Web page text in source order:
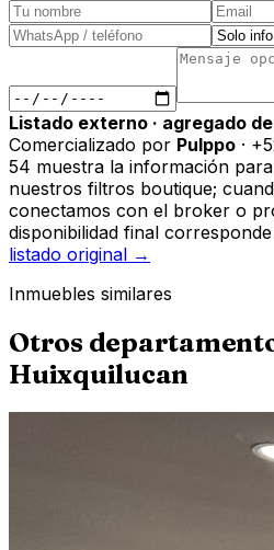
Listado externo · agregado
Comercializado por Pulppo ·
54 muestra la información
nuestros filtros boutique;
conectamos con el broker o
disponibilidad final
listado original →
Inmuebles similares
Otros
Huixquilucan